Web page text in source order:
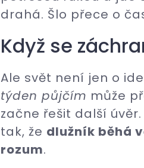
drahá. Šlo přece o
Když se
Ale svět není jen o
týden půjčím může
začne řešit další
tak, že dlužník běhá
rozum.